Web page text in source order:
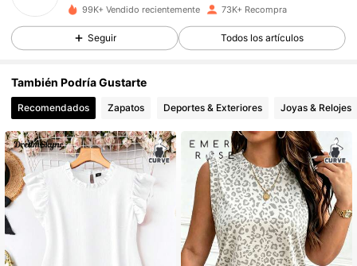
91K Seguidores
4.73
4.73 91K Seguidores
91K Seguidores
91K Seguidores
99K+ Vendido recientemente 73K+ Recompra
Seguir Todos los artículos
También Podría Gustarte
Recomendados Zapatos Deportes & Exteriores Joyas & Relojes